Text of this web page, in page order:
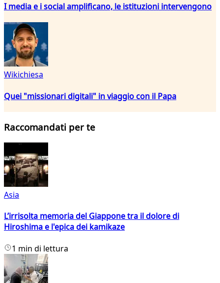
I media e i social amplificano, le istituzioni intervengono
Wikichiesa
Quei "missionari digitali" in viaggio con il Papa
Raccomandati per te
Asia
L’irrisolta memoria del Giappone tra il dolore di
Hiroshima e l'epica dei kamikaze
1 min di lettura